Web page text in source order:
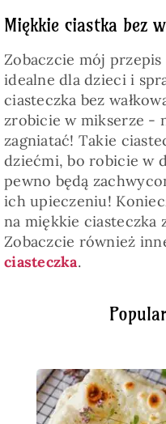
Miękkie ciastka bez
Zobaczcie mój
idealne dla dzieci i
ciasteczka bez
zrobicie w mikserze -
zagniatać! Takie
dziećmi, bo robicie w
pewno będą
ich upieczeniu!
na miękkie ciasteczka
Zobaczcie również
ciasteczka.